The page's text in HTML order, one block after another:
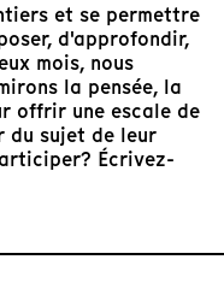
et se permettre
d'approfondir,
mois, nous
la pensée, la
offrir une escale de
du sujet de leur
Écrivez-